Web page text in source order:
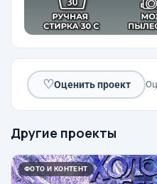
♡Оценить проект
Другие проекты
ФОТО И КОНТЕНТ